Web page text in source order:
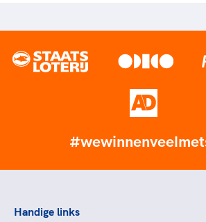
Handige links